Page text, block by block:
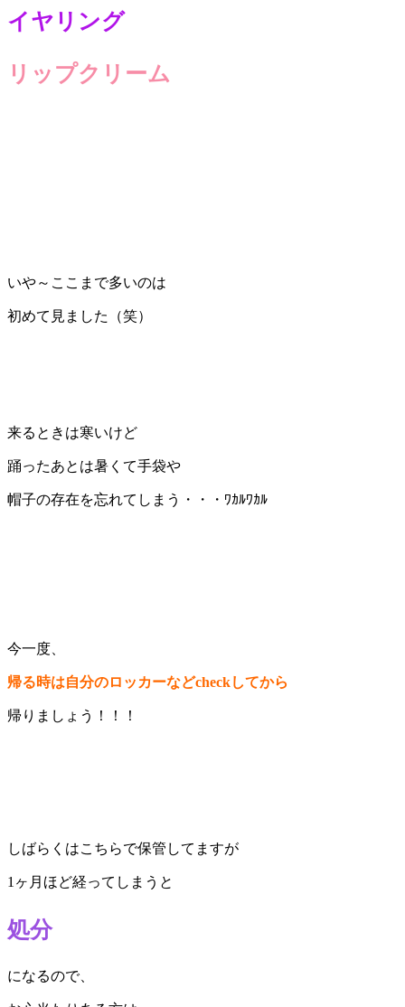
イヤリング
リップクリーム
いや～ここまで多いのは
初めて見ました（笑）
来るときは寒いけど
踊ったあとは暑くて手袋や
帽子の存在を忘れてしまう・・・ﾜｶﾙﾜｶﾙ
今一度、
帰る時は自分のロッカーなどcheckしてから
帰りましょう！！！
しばらくはこちらで保管してますが
1ヶ月ほど経ってしまうと
処分
になるので、